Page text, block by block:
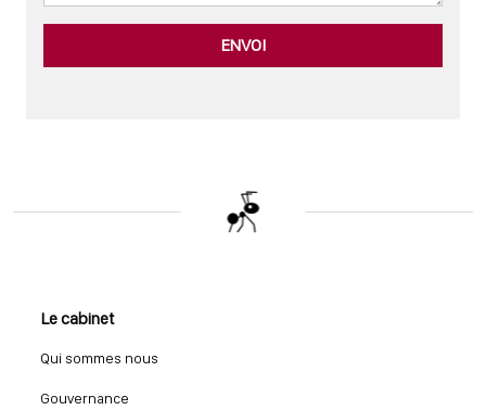
ENVOI
Le cabinet
Qui sommes nous
Gouvernance